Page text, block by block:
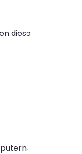
diese